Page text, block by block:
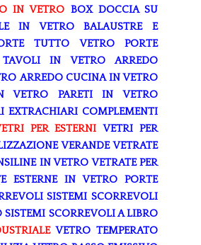
IN VETRO BOX DOCCIA SU
IN VETRO
BALAUSTRE E
TUTTO VETRO
PORTE
TAVOLI IN VETRO
ARREDO
ARREDO CUCINA IN VETRO
VETRO
PARETI IN VETRO
EXTRACHIARI COMPLEMENTI
PER ESTERNI VETRI PER
VERANDE VETRATE
IN VETRO VETRATE PER
ESTERNE IN VETRO PORTE
SISTEMI SCORREVOLI
SISTEMI SCORREVOLI A LIBRO
VETRO TEMPERATO